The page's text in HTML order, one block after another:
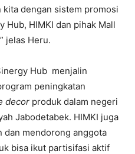
dengan sistem promosi
Hub, HIMKI dan pihak Mall
jelas Heru.
Hub menjalin
peningkatan
decor produk dalam negeri
Jabodetabek. HIMKI juga
dan mendorong anggota
bisa ikut partisifasi aktif